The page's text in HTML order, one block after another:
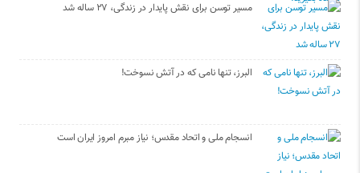
مسیر توسن برای نقش پایدار در زندگی، ۲۷ ساله شد
البرز، تنها نامی که در آتش نسوخت!
انسجام ملی و اتحاد مقدس؛ نیاز مبرم امروز ایران است